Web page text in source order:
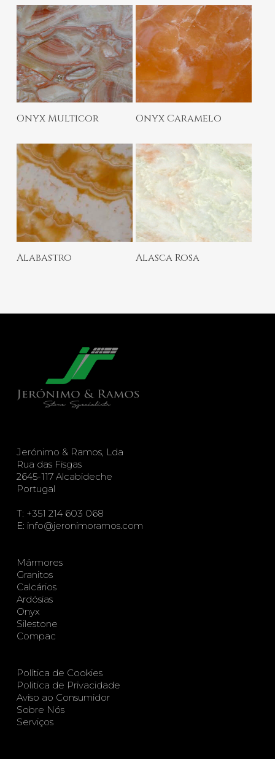
Ler Mais
Onyx Multicor Ler Mais
Onyx Caramelo
Ler Mais
Alabastro Ler Mais
Alasca Rosa
Jerónimo & Ramos, Lda
Rua das Fisgas
2645-117 Alcabideche
Portugal
T: +351 214 603 068
E: info@jeronimoramos.com
Mármores
Granitos
Calcários
Ardósias
Onyx
Silestone
Compac
Política de Cookies
Politica de Privacidade
Aviso ao Consumidor
Sobre Nós
Serviços